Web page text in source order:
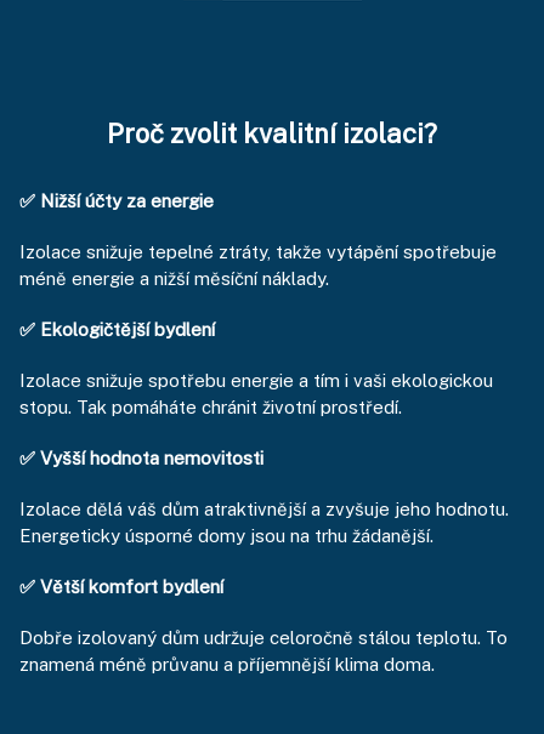
Proč zvolit kvalitní izolaci?
✅ Nižší účty za energie
Izolace snižuje tepelné ztráty, takže vytápění spotřebuje
méně energie a nižší měsíční náklady.
✅ Ekologičtější bydlení
Izolace snižuje spotřebu energie a tím i vaši ekologickou
stopu. Tak pomáháte chránit životní prostředí.
✅ Vyšší hodnota nemovitosti
Izolace dělá váš dům atraktivnější a zvyšuje jeho hodnotu.
Energeticky úsporné domy jsou na trhu žádanější.
✅ Větší komfort bydlení
Dobře izolovaný dům udržuje celoročně stálou teplotu. To
znamená méně průvanu a příjemnější klima doma.